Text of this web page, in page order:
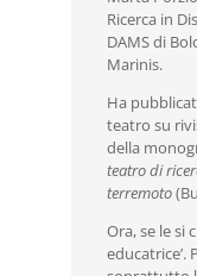
Ricerca in
DAMS di
Marinis.
Ha
teatro su
della
teatro di
terremoto
Ora, se le si
educatrice’.